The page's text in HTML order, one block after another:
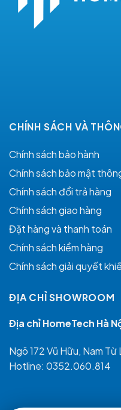
CHÍNH SÁCH VÀ
Chính sách bảo hành
Chính sách bảo mật
Chính sách đổi trả hàng
Chính sách giao hàng
Đặt hàng và thanh toán
Chính sách kiểm hàng
Chính sách giải quyết
ĐỊA CHỈ SHOWROOM
Địa chỉ HomeTech Hà
Ngõ 172 Vũ Hữu, Nam Từ
Hotline: 0352.060.814